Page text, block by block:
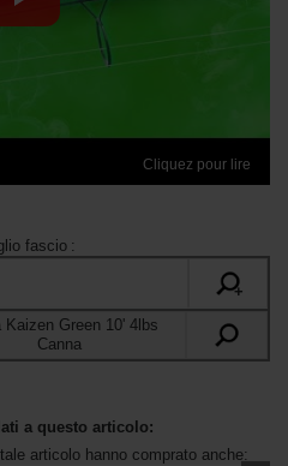
Cliquez pour lire
fascio :
+
Kaizen Green 10' 4lbs
Canna
a questo articolo:
articolo hanno comprato anche: